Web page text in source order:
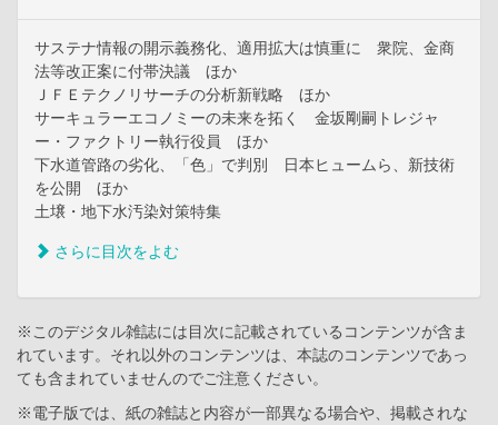
サステナ情報の開示義務化、適用拡大は慎重に 衆院、金商
法等改正案に付帯決議 ほか
ＪＦＥテクノリサーチの分析新戦略 ほか
サーキュラーエコノミーの未来を拓く 金坂剛嗣トレジャ
ー・ファクトリー執行役員 ほか
下水道管路の劣化、「色」で判別 日本ヒュームら、新技術
を公開 ほか
土壌・地下水汚染対策特集
さらに目次をよむ
※このデジタル雑誌には目次に記載されているコンテンツが含ま
れています。それ以外のコンテンツは、本誌のコンテンツであっ
ても含まれていませんのでご注意ください。
※電子版では、紙の雑誌と内容が一部異なる場合や、掲載されな